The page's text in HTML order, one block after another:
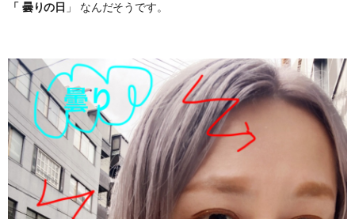
「 曇りの日 」 なんだそうです。